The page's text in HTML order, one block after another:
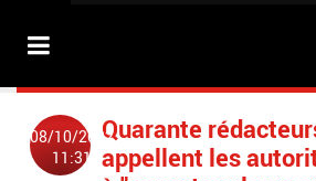
08/10/2022
11:31
Quarante
appellent les